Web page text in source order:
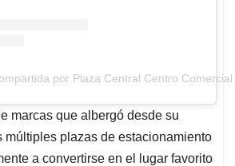
por Plaza Central Centro
marcas que albergó desde su
múltiples plazas de estacionamiento
a convertirse en el lugar favorito